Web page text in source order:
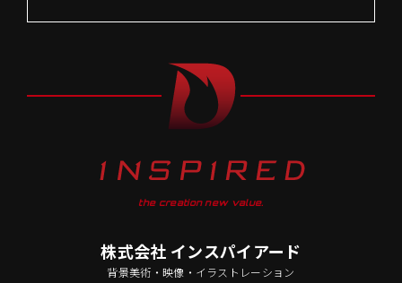
the creation new value.
株式会社 インスパイアード
背景美術・映像・イラストレーション